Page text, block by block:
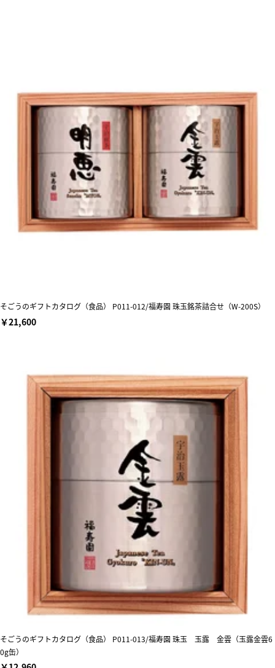
そごうのギフトカタログ（食品） P011-012/福寿園 珠玉銘茶詰合せ（W-200S）
￥21,600
そごうのギフトカタログ（食品） P011-013/福寿園 珠玉 玉露 金雲（玉露金雲6
0g缶）